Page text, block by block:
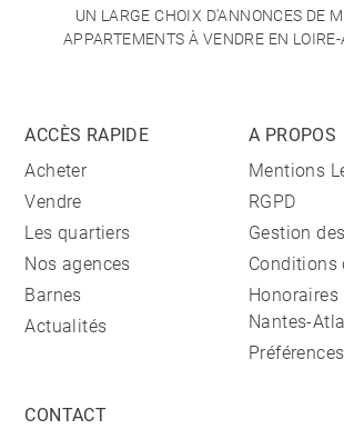
UN LARGE CHOIX D'ANNONCES DE
APPARTEMENTS À VENDRE EN
ACCÈS RAPIDE
Acheter
Vendre
Les quartiers
Nos agences
Barnes
Actualités
A PROPOS
Mentions
RGPD
Gestion
Honoraires
Nantes-
CONTACT